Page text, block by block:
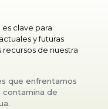
clave para
y futuras
de nuestra
que enfrentamos
contamina de